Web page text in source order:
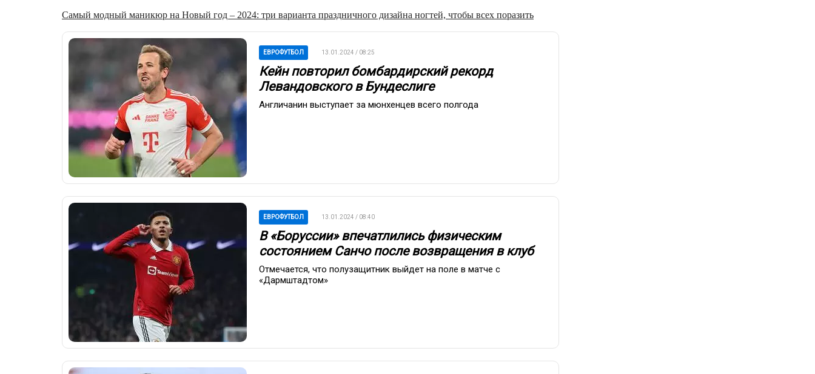
Самый модный маникюр на Новый год – 2024: три варианта праздничного дизайна ногтей, чтобы всех поразить
ЕВРОФУТБОЛ 13.01.2024 / 08:25
Кейн повторил бомбардирский рекорд
Левандовского в Бундеслиге
Англичанин выступает за мюнхенцев всего полгода
ЕВРОФУТБОЛ 13.01.2024 / 08:40
В «Боруссии» впечатлились физическим
состоянием Санчо после возвращения в клуб
Отмечается, что полузащитник выйдет на поле в матче с
«Дармштадтом»